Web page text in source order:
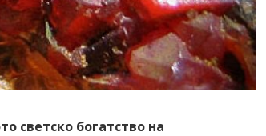
светско богатство на